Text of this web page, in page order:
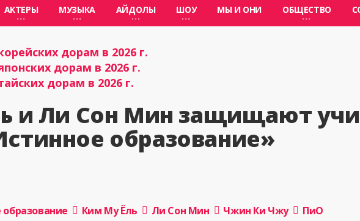
АКТЕРЫ МУЗЫКА АЙДОЛЫ ШОУ МЫ И ОНИ ОБЩЕСТВО
дорам в 2026 г.
дорам в 2026 г.
дорам в 2026 г.
и Ли Сон Мин защищают
образование»
Ким Му Ёль Ли Сон Мин Чжин Ки Чжу ПиО